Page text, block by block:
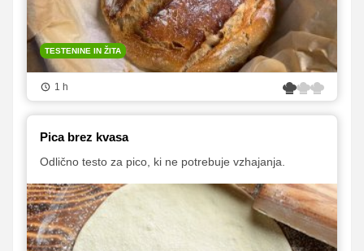
TESTENINE IN ŽITA
1 h
Pica brez kvasa
Odlično testo za pico, ki ne potrebuje vzhajanja.